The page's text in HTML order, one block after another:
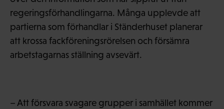
regeringsförhandlingarna. Många upplevde att
partierna som förhandlar i Ständerhuset planerar
att krossa fackföreningsrörelsen och försämra
arbetstagarnas ställning avsevärt.
– Att försvara svagare grupper i samhället kommer